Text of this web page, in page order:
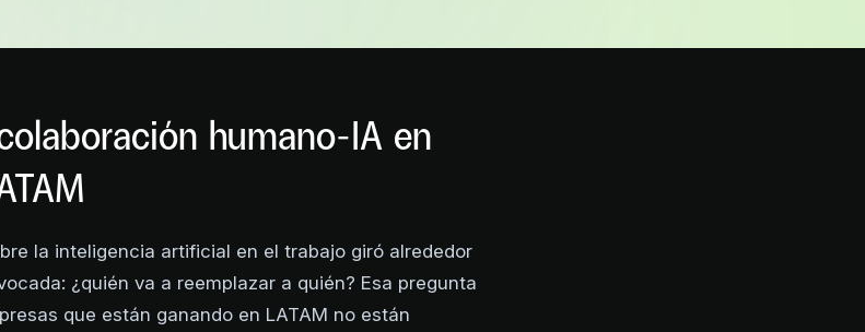
humano-IA en
la inteligencia artificial en el trabajo giró alrededor
¿quién va a reemplazar a quién? Esa pregunta
que están ganando en LATAM no están